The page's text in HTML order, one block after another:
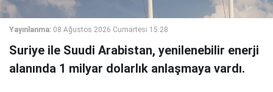
Yayınlanma: 08 Ağustos 2026 Cumartesi 15:28
Suriye ile Suudi Arabistan, yenilenebilir enerji
alanında 1 milyar dolarlık anlaşmaya vardı.